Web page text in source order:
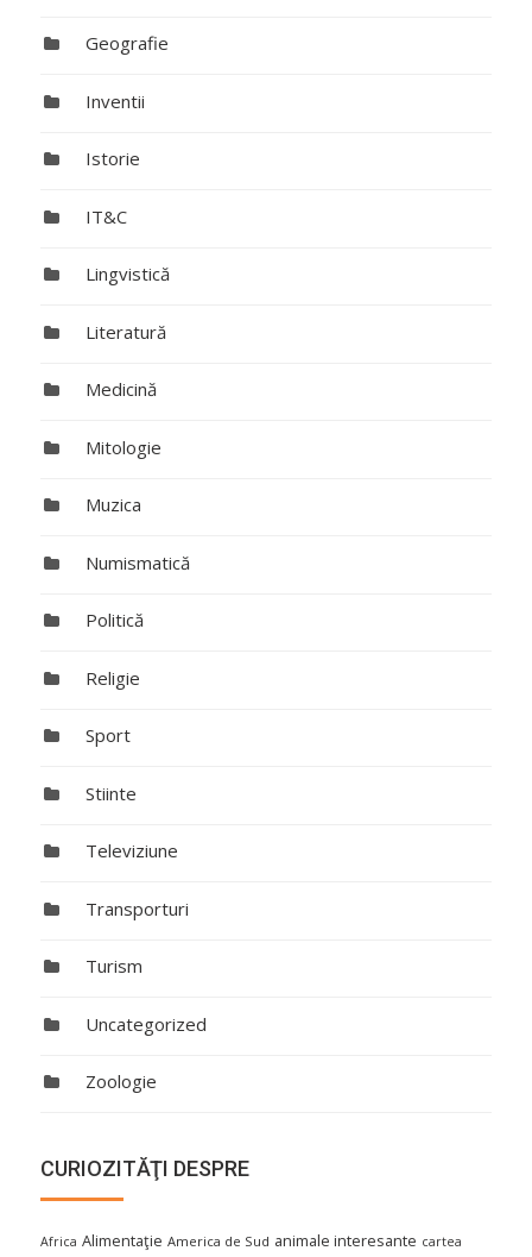
Geografie
Inventii
Istorie
IT&C
Lingvistică
Literatură
Medicină
Mitologie
Muzica
Numismatică
Politică
Religie
Sport
Stiinte
Televiziune
Transporturi
Turism
Uncategorized
Zoologie
CURIOZITĂŢI DESPRE
Africa Alimentaţie America de Sud animale interesante cartea